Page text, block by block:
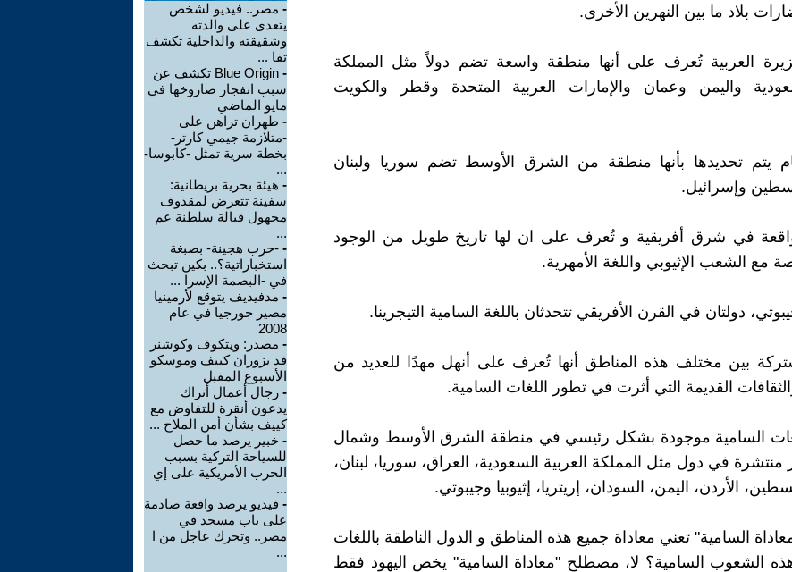
بلاد ما بين النهرين الأخرى.
العربية تُعرف على أنها منطقة واسعة تضم دولاً مثل المملكة
واليمن وعمان والإمارات العربية المتحدة وقطر والكويت
يتم تحديدها بأنها منطقة من الشرق الأوسط تضم سوريا ولبنان
وإسرائيل.
الواقعة في شرق أفريقية و تُعرف على ان لها تاريخ طويل من الوجود
مع الشعب الإثيوبي واللغة الأمهرية.
بين مختلف هذه المناطق أنها تُعرف على أنهل مهدًا للعديد من
القديمة التي أثرت في تطور اللغات السامية.
السامية موجودة بشكل رئيسي في منطقة الشرق الأوسط وشمال
منتشرة في دول مثل المملكة العربية السعودية، العراق، سوريا، لبنان،
الأردن، اليمن، السودان، إريتريا، إثيوبيا وجيبوتي.
السامية" تعني معاداة جميع هذه المناطق و الدول الناطقة باللغات
هذه الشعوب السامية؟ لا، مصطلح "معاداة السامية" يخص اليهود فقط
- مصر.. فيديو لشخص
يتعدى على والدته
وشقيقته والداخلية تكشف
تفا ...
-
Blue Origin تكشف عن
سبب انفجار صاروخها في
مايو الماضي
- طهران تراهن على
-متلازمة جيمي كارتر-
بخطة سرية تمثل -كابوسا-
...
- هيئة بحرية بريطانية:
سفينة تتعرض لمقذوف
مجهول قبالة سلطنة عم
...
- -حرب هجينة- بصبغة
استخباراتية؟.. بكين تبحث
في -البصمة الإسرا ...
- مدفيديف يتوقع لأرمينيا
مصير جورجيا في عام
2008
- مصدر: ويتكوف وكوشنر
قد يزوران كييف وموسكو
الأسبوع المقبل
- رجال أعمال أتراك
يدعون أنقرة للتفاوض مع
كييف بشأن أمن الملاح ...
- خبير يرصد ما حصل
للسياحة التركية بسبب
الحرب الأمريكية على إي
...
- فيديو يرصد واقعة صادمة
على باب مسجد في
مصر.. وتحرك عاجل من ا
...